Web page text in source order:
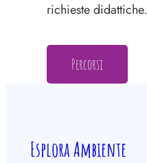
richieste didattiche.
Percorsi
Esplora Ambiente